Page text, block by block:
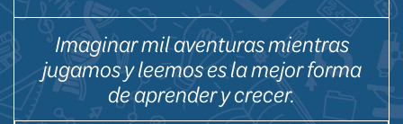
Imaginar mil aventuras mientras
jugamos y leemos es la mejor forma
de aprender y crecer.